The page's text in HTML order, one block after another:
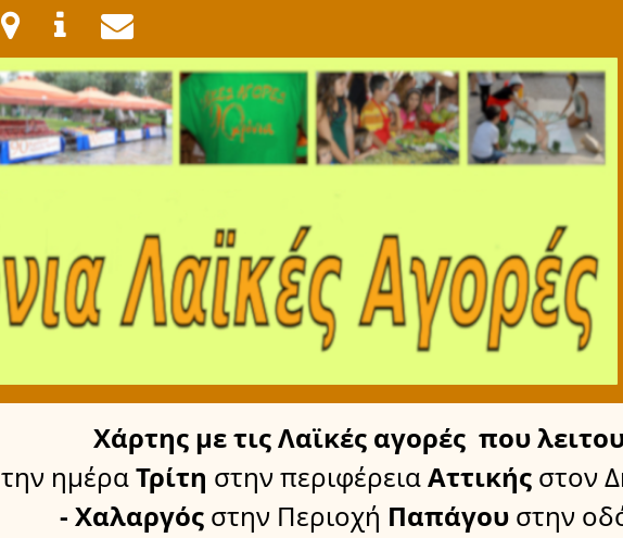
Χάρτης με τις Λαϊκές αγορές που
την ημέραΤρίτη στην περιφέρειαΑττικής στον
- Χαλαργός στην Περιοχή Παπάγου στην